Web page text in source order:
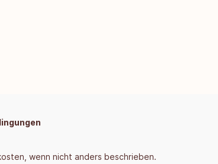
, wenn nicht anders beschrieben.